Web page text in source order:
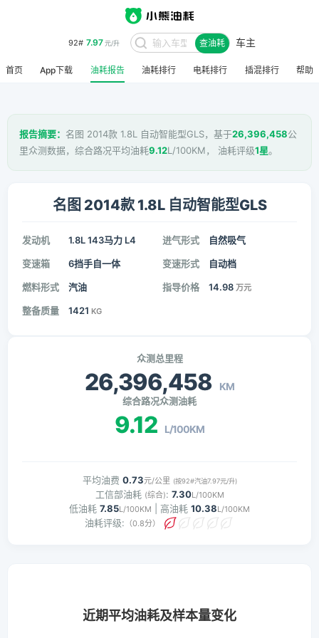
92# 7.97元/升 查油耗 车主
首页 App下载 油耗报告 油耗排行 电耗排行 插混排行 帮助
报告摘要： 名图 2014款 1.8L 自动智能型GLS，基于26,396,458公
里众测数据，综合路况平均油耗9.12L/100KM， 油耗评级1星。
名图 2014款 1.8L 自动智能型GLS
发动机 1.8L 143马力 L4 进气形式 自然吸气
变速箱 6挡手自一体 变速形式 自动档
燃料形式 汽油 指导价格 14.98 万元
整备质量 1421 KG
众测总里程
26,396,458 KM
综合路况众测油耗
9.12 L/100KM
平均油费 0.73元/公里 (按92#汽油7.97元/升)
工信部油耗 (综合): 7.30L/100KM
低油耗 7.85L/100KM | 高油耗 10.38L/100KM
油耗评级: （0.8分）